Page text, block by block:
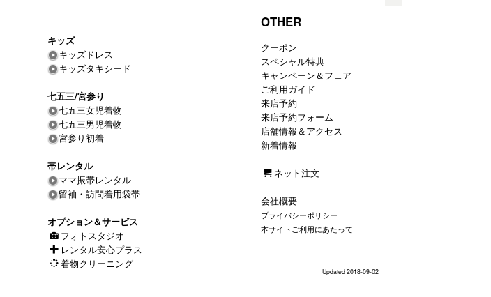
キッズ
キッズドレス
キッズタキシード
七五三/宮参り
七五三女児着物
七五三男児着物
宮参り初着
帯レンタル
ママ振帯レンタル
留袖・訪問着用袋帯
オプション＆サービス
フォトスタジオ
レンタル安心プラス
着物クリーニング
OTHER
クーポン
スペシャル特典
キャンペーン＆フェア
ご利用ガイド
来店予約
来店予約フォーム
店舗情報＆アクセス
新着情報
ネット注文
会社概要
プライバシーポリシー
本サイトご利用にあたって
Updated 2018-09-02